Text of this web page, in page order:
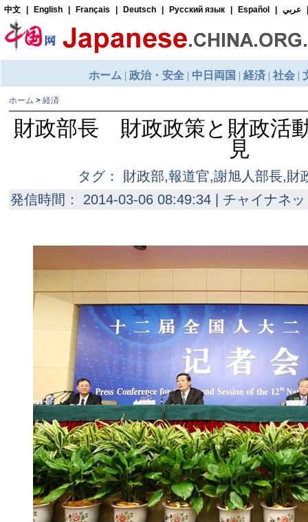
ホーム > 経済
財政部長 財政政策と財政活
見
タグ： 財政部,報道官,謝旭人部長,財
発信時間： 2014-03-06 08:49:34 | チャイナネ